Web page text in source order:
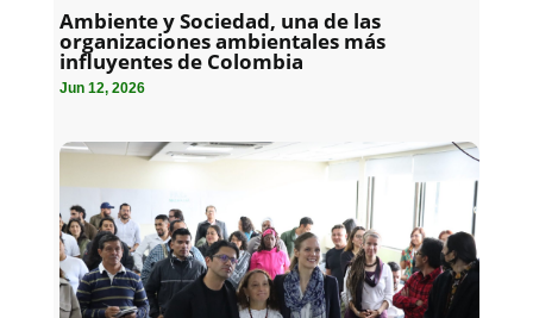
Ambiente y Sociedad, una de las
organizaciones ambientales más
influyentes de Colombia
Jun 12, 2026